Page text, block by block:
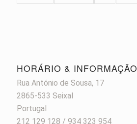
HORÁRIO & INFORMAÇÃO
Rua António de Sousa, 17
2865-533 Seixal
Portugal
212 129 128 / 934 323 954